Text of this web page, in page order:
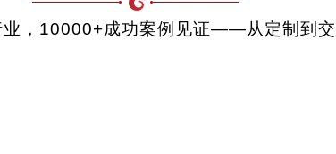
，10000+成功案例见证——从定制到